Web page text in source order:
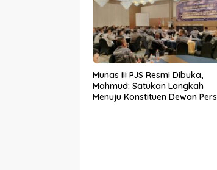
Munas III PJS Resmi Dibuka,
Mahmud: Satukan Langkah
Menuju Konstituen Dewan Pers